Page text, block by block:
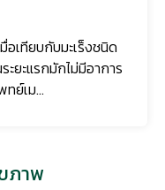
อเทียบกับมะเร็งชนิด
ยะแรกมักไม่มีอาการ
ย์เม...
ภาพ